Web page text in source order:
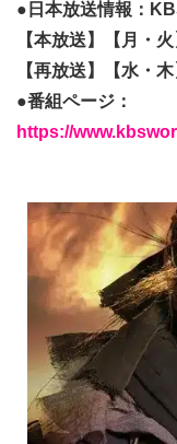
●日本放送情報：
【本放送】【月・
【再放送】【水・
●番組ページ：
https://